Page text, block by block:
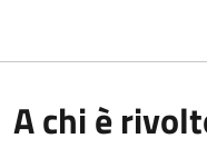
A chi è